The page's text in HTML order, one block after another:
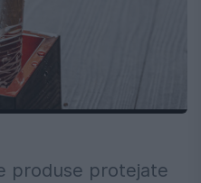
produse protejate